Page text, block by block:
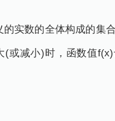
实数的全体构成的集合
或减小)时，函数值